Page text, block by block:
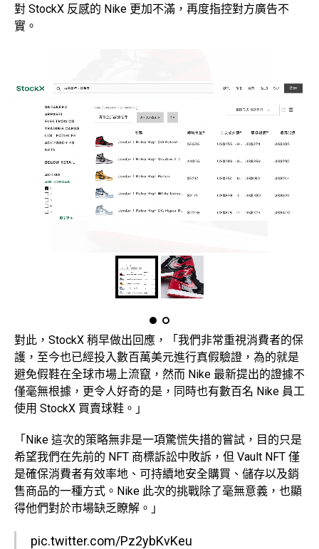
對 StockX 反感的 Nike 更加不滿，再度指控對方廣告不
實。
對此，StockX 稍早做出回應，「我們非常重視消費者的保
護，至今也已經投入數百萬美元進行真假驗證，為的就是
避免假鞋在全球市場上流竄，然而 Nike 最新提出的證據不
僅毫無根據，更令人好奇的是，同時也有數百名 Nike 員工
使用 StockX 買賣球鞋。」
「Nike 這次的策略無非是一項驚慌失措的嘗試，目的只是
希望我們在先前的 NFT 商標訴訟中敗訴，但 Vault NFT 僅
是確保消費者有效率地、可持續地安全購買、儲存以及銷
售商品的一種方式。Nike 此次的挑戰除了毫無意義，也顯
得他們對於市場缺乏瞭解。」
pic.twitter.com/Pz2ybKvKeu